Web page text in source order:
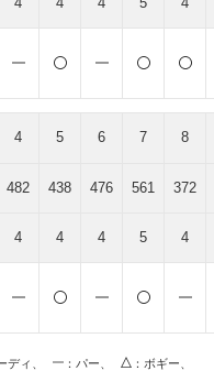
4 5 6 7 8
482 438 476 561 372
4 4 4 5 4
ディ、 ：パー、
：ボギー、